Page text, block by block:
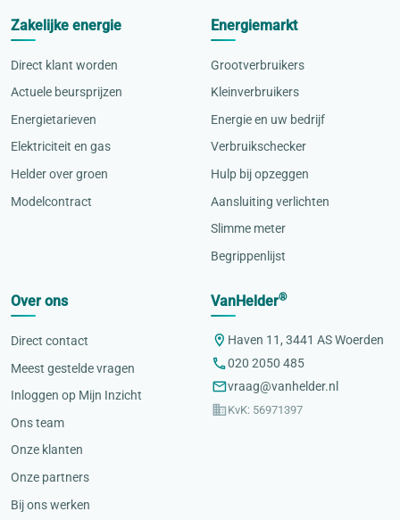
Zakelijke energie
Direct klant worden
Actuele beursprijzen
Energietarieven
Elektriciteit en gas
Helder over groen
Modelcontract
Energiemarkt
Grootverbruikers
Kleinverbruikers
Energie en uw bedrijf
Verbruikschecker
Hulp bij opzeggen
Aansluiting verlichten
Slimme meter
Begrippenlijst
Over ons
Direct contact
Meest gestelde vragen
Inloggen op Mijn Inzicht
Ons team
Onze klanten
Onze partners
Bij ons werken
VanHelder®
Haven 11, 3441 AS Woerden
020 2050 485
vraag@vanhelder.nl
KvK: 56971397